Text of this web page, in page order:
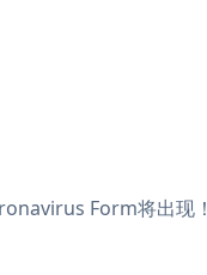
Form将出现！